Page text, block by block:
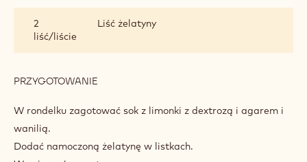
2
liść/liście
Liść żelatyny
PRZYGOTOWANIE
AMABILIS
W rondelku zagotować sok z limonki z dextrozą i agarem i
wanilią.
Dodać namoczoną żelatynę w listkach.